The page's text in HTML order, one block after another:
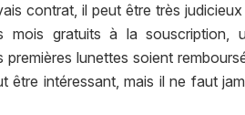
contrat, il peut être très judicieux
mois gratuits à la souscription,
lunettes soient
être intéressant, mais il ne faut